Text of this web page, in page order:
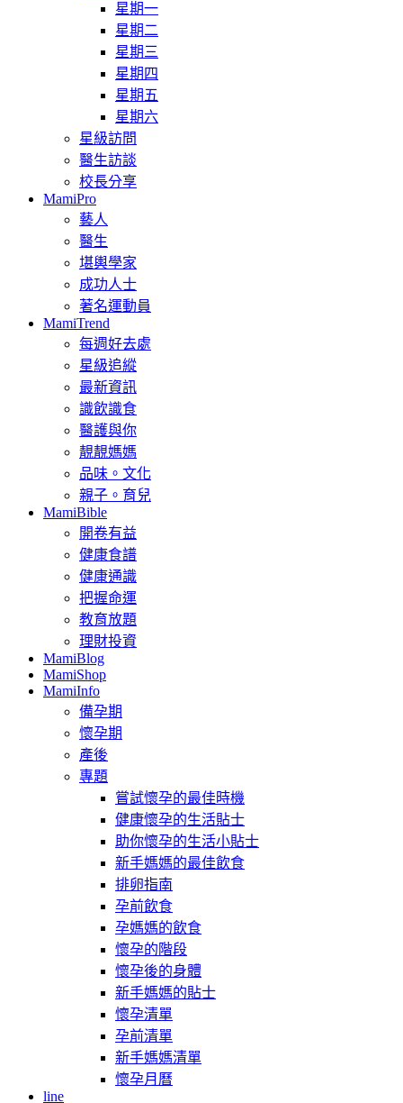
星期一
星期二
星期三
星期四
星期五
星期六
星級訪問
醫生訪談
校長分享
MamiPro
藝人
醫生
堪輿學家
成功人士
著名運動員
MamiTrend
每週好去處
星級追縱
最新資訊
識飲識食
醫護與你
靚靚媽媽
品味。文化
親子。育兒
MamiBible
開卷有益
健康食譜
健康通識
把握命運
教育放題
理財投資
MamiBlog
MamiShop
MamiInfo
備孕期
懷孕期
產後
專題
嘗試懷孕的最佳時機
健康懷孕的生活貼士
助你懷孕的生活小貼士
新手媽媽的最佳飲食
排卵指南
孕前飲食
孕媽媽的飲食
懷孕的階段
懷孕後的身體
新手媽媽的貼士
懷孕清單
孕前清單
新手媽媽清單
懷孕月曆
line